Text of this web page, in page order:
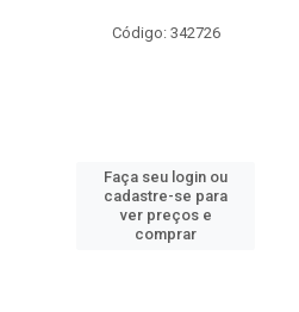
Código: 342726
Faça seu login ou
cadastre-se para
ver preços e
comprar